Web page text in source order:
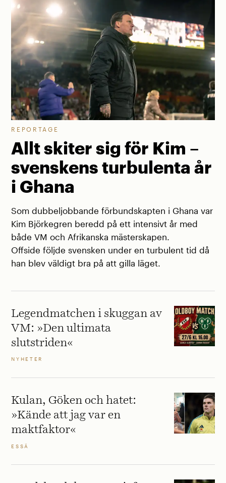
REPORTAGE
Allt skiter sig för Kim –
svenskens turbulenta år
i Ghana
Som dubbeljobbande förbundskapten i Ghana var
Kim Björkegren beredd på ett intensivt år med
både VM och Afrikanska mästerskapen.
Offside följde svensken under en turbulent tid då
han blev väldigt bra på att gilla läget.
Legendmatchen i skuggan av
VM: »Den ultimata
slutstriden«
NYHETER
Kulan, Göken och hatet:
»Kände att jag var en
maktfaktor«
ESSÄ